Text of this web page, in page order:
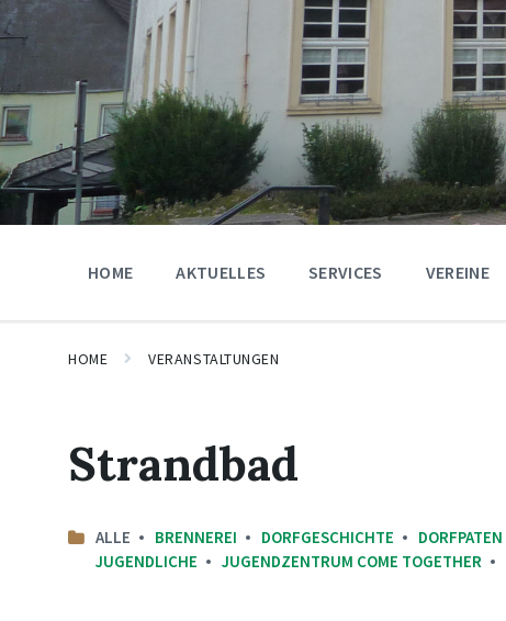
HOME AKTUELLES SERVICES VEREINE
HOME VERANSTALTUNGEN
Strandbad
ALLE BRENNEREI DORFGESCHICHTE DORFPATEN
JUGENDLICHE
JUGENDZENTRUM COME TOGETHER